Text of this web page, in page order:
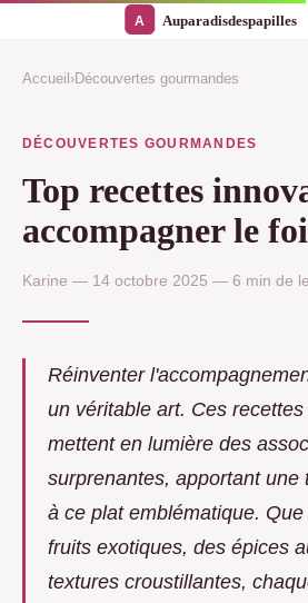
Accueil ›Découvertes gourmandes
DÉCOUVERTES GOURMANDES
Top recettes
accompagner le
Karine — 14 octobre 2025 — 6 min de
Réinventer
un véritable art. Ces
mettent en lumière des
surprenantes, apportant une
à ce plat emblématique.
fruits exotiques, des épices
textures croustillantes,